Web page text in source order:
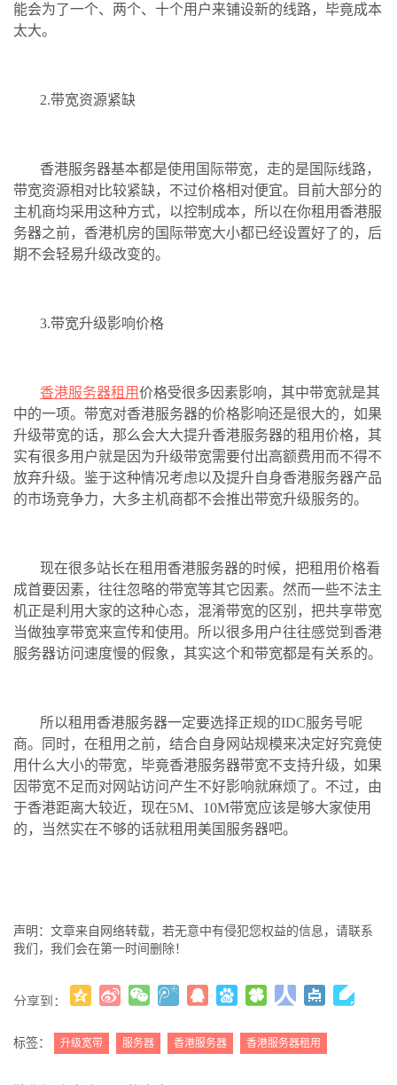
能会为了一个、两个、十个用户来铺设新的线路，毕竟成本
太大。
2.带宽资源紧缺
香港服务器基本都是使用国际带宽，走的是国际线路，
带宽资源相对比较紧缺，不过价格相对便宜。目前大部分的
主机商均采用这种方式，以控制成本，所以在你租用香港服
务器之前，香港机房的国际带宽大小都已经设置好了的，后
期不会轻易升级改变的。
3.带宽升级影响价格
香港服务器租用价格受很多因素影响，其中带宽就是其
中的一项。带宽对香港服务器的价格影响还是很大的，如果
升级带宽的话，那么会大大提升香港服务器的租用价格，其
实有很多用户就是因为升级带宽需要付出高额费用而不得不
放弃升级。鉴于这种情况考虑以及提升自身香港服务器产品
的市场竞争力，大多主机商都不会推出带宽升级服务的。
现在很多站长在租用香港服务器的时候，把租用价格看
成首要因素，往往忽略的带宽等其它因素。然而一些不法主
机正是利用大家的这种心态，混淆带宽的区别，把共享带宽
当做独享带宽来宣传和使用。所以很多用户往往感觉到香港
服务器访问速度慢的假象，其实这个和带宽都是有关系的。
所以租用香港服务器一定要选择正规的IDC服务号呢
商。同时，在租用之前，结合自身网站规模来决定好究竟使
用什么大小的带宽，毕竟香港服务器带宽不支持升级，如果
因带宽不足而对网站访问产生不好影响就麻烦了。不过，由
于香港距离大较近，现在5M、10M带宽应该是够大家使用
的，当然实在不够的话就租用美国服务器吧。
声明：文章来自网络转载，若无意中有侵犯您权益的信息，请联系
我们，我们会在第一时间删除！
分享到：
( )
标签： 升级宽带 服务器 香港服务器 香港服务器租用